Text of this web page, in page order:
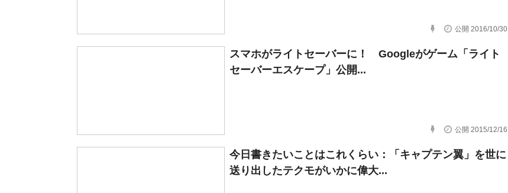
公開 2016/10/30
スマホがライトセーバーに！ Googleがゲーム「ライト
セーバーエスケープ」公開...
公開 2015/12/16
今日書きたいことはこれくらい：「キャプテン翼」を世に
送り出したテクモがいかに偉大...